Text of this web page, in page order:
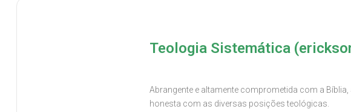
Teologia Sistemática
Abrangente e altamente comprometida com a
honesta com as diversas posições teológicas.